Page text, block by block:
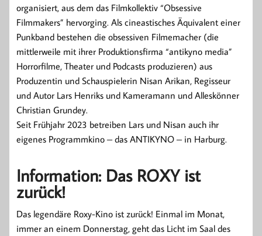
organisiert, aus dem das Filmkollektiv “Obsessive
Filmmakers” hervorging. Als cineastisches Äquivalent einer
Punkband bestehen die obsessiven Filmemacher (die
mittlerweile mit ihrer Produktionsfirma “antikyno media”
Horrorfilme, Theater und Podcasts produzieren) aus
Produzentin und Schauspielerin Nisan Arikan, Regisseur
und Autor Lars Henriks und Kameramann und Alleskönner
Christian Grundey.
Seit Frühjahr 2023 betreiben Lars und Nisan auch ihr
eigenes Programmkino – das ANTIKYNO – in Harburg.
Information: Das ROXY ist
zurück!
Das legendäre Roxy-Kino ist zurück! Einmal im Monat,
immer an einem Donnerstag, geht das Licht im Saal des